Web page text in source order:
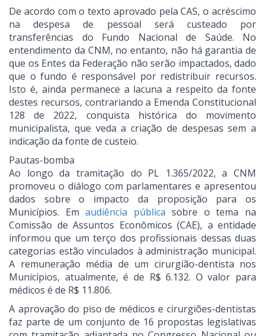
De acordo com o texto aprovado pela CAS, o acréscimo
na despesa de pessoal será custeado por
transferências do Fundo Nacional de Saúde. No
entendimento da CNM, no entanto, não há garantia de
que os Entes da Federação não serão impactados, dado
que o fundo é responsável por redistribuir recursos.
Isto é, ainda permanece a lacuna a respeito da fonte
destes recursos, contrariando a Emenda Constitucional
128 de 2022, conquista histórica do movimento
municipalista, que veda a criação de despesas sem a
indicação da fonte de custeio.
Pautas-bomba
Ao longo da tramitação do PL 1.365/2022, a CNM
promoveu o diálogo com parlamentares e apresentou
dados sobre o impacto da proposição para os
Municípios. Emaudiência pública sobre o tema na
Comissão de Assuntos Econômicos (CAE), a entidade
informou que um terço dos profissionais dessas duas
categorias estão vinculados à administração municipal.
A remuneração média de um cirurgião-dentista nos
Municípios, atualmente, é de R$ 6.132. O valor para
médicos é de R$ 11.806.
A aprovação do piso de médicos e cirurgiões-dentistas
faz parte de um conjunto de 16 propostas legislativas